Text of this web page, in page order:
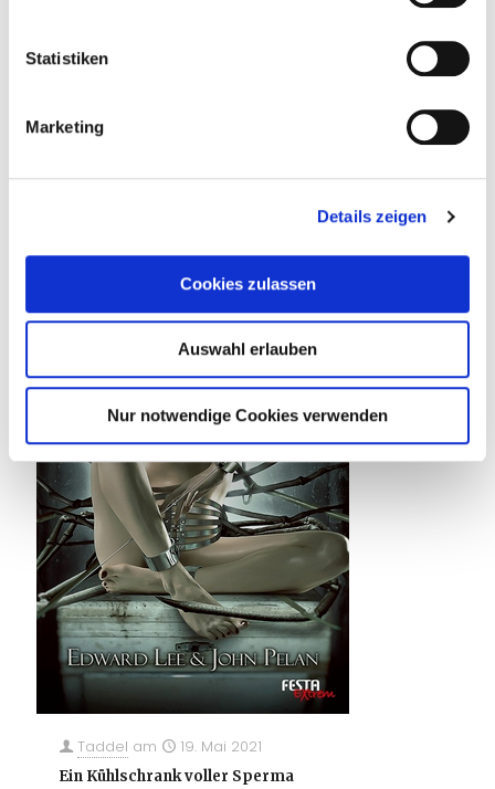
Statistiken
Marketing
Details zeigen
Cookies zulassen
Auswahl erlauben
Nur notwendige Cookies verwenden
Etwas ist seltsam an dem skurril gekleideten Mann,
dessen Lächeln nie ganz
Taddel am 19. Mai 2021
Ein Kühlschrank voller Sperma